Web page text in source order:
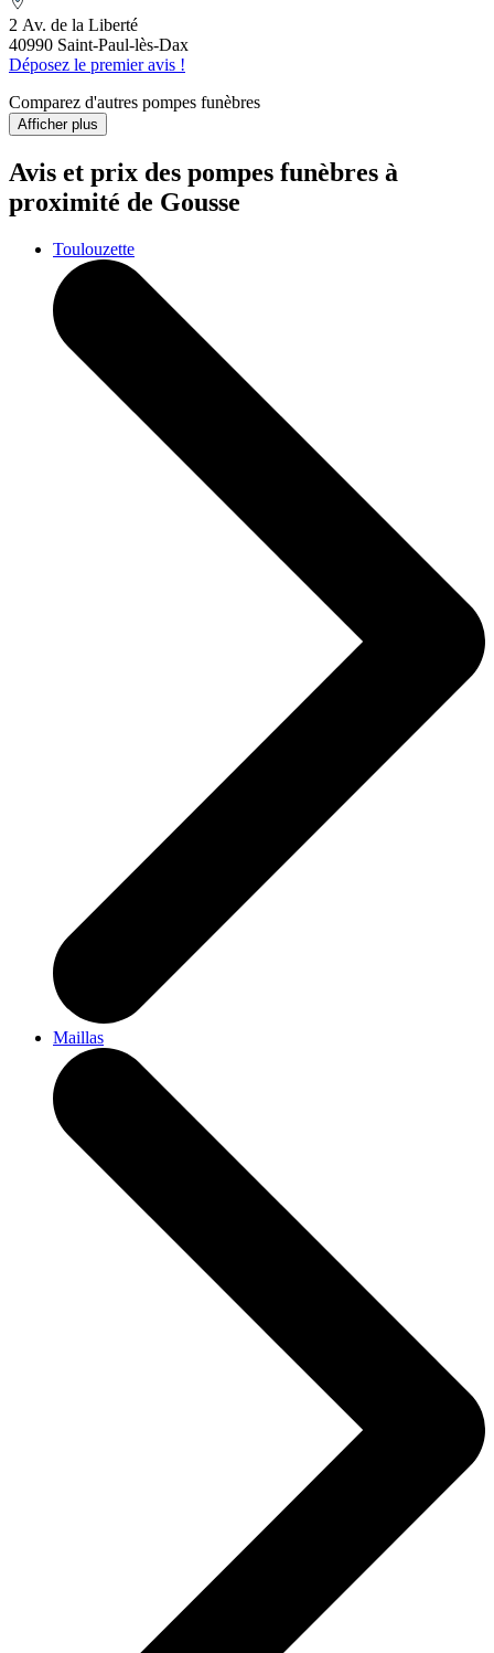
2 Av. de la Liberté
40990 Saint-Paul-lès-Dax
Déposez le premier avis !
Comparez d'autres pompes funèbres
Afficher plus
Avis et prix des pompes funèbres à
proximité de Gousse
Toulouzette
Maillas